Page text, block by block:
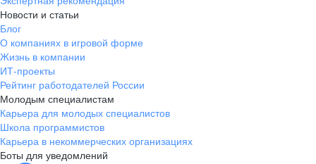
Новости и статьи
Блог
О компаниях в игровой форме
Жизнь в компании
ИТ-проекты
Рейтинг работодателей России
Молодым специалистам
Карьера для молодых специалистов
Школа программистов
Карьера в некоммерческих организациях
Боты для уведомлений